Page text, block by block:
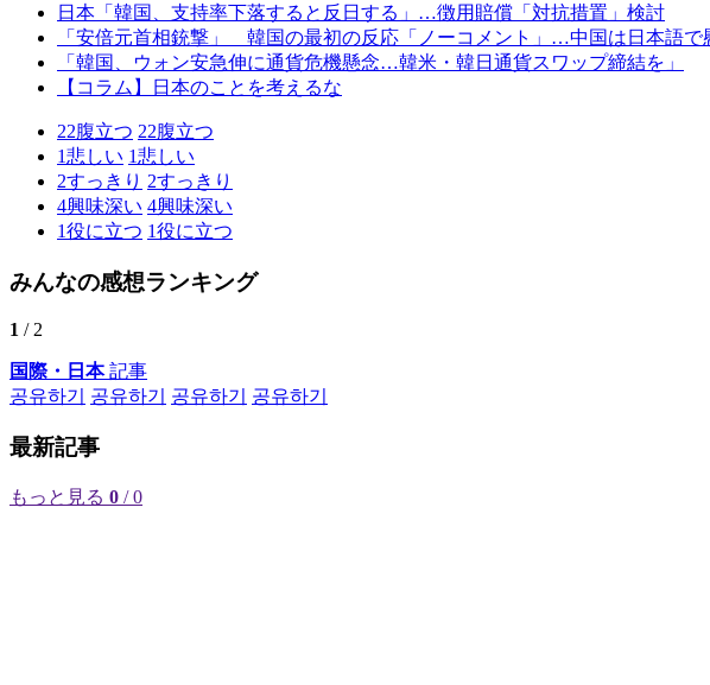
日本「韓国、支持率下落すると反日する」…徴用賠償「対抗措置」検討
「安倍元首相銃撃」 韓国の最初の反応「ノーコメント」…中国は日本語で
「韓国、ウォン安急伸に通貨危機懸念…韓米・韓日通貨スワップ締結を」
【コラム】日本のことを考えるな
22腹立つ 22腹立つ
1悲しい 1悲しい
2すっきり 2すっきり
4興味深い 4興味深い
1役に立つ 1役に立つ
みんなの感想ランキング
1 / 2
国際・日本記事
공유하기
공유하기 공유하기 공유하기
最新記事
もっと見る 0 / 0